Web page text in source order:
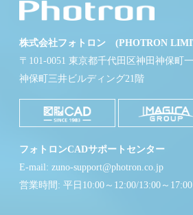
株式会社フォトロン (PHOTRON
〒101-0051 東京都千代田区神田神保町
神保町三井ビルディング21階
フォトロンCADサポートセンター
E-mail: zuno-support@photron.co.jp
営業時間: 平日10:00～12:00/13:00～17:00